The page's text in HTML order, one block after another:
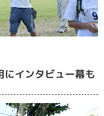
にインタビュー幕も